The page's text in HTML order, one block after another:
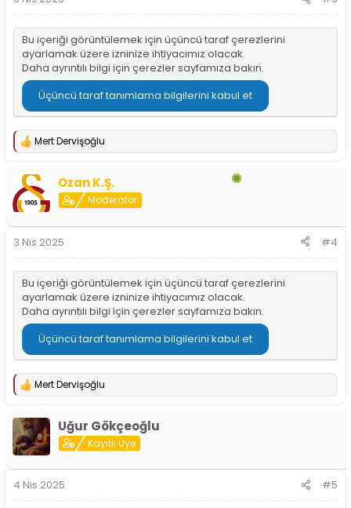
Bu içeriği görüntülemek için üçüncü taraf çerezlerini
ayarlamak üzere izninize ihtiyacımız olacak.
Daha ayrıntılı bilgi için çerezler sayfamıza bakın.
Üçüncü taraf tanımlama bilgilerini kabul et
T
p
k
i
l
Mert Dervişoğlu
Ozan K.Ş.
Moderator
3 Nis 2025 #4
Bu içeriği görüntülemek için üçüncü taraf çerezlerini
ayarlamak üzere izninize ihtiyacımız olacak.
Daha ayrıntılı bilgi için çerezler sayfamıza bakın.
Üçüncü taraf tanımlama bilgilerini kabul et
T
k
i
l
:
Mert Dervişoğlu
Uğur Gökçeoğlu
Kayıtlı Üye
4 Nis 2025 #5